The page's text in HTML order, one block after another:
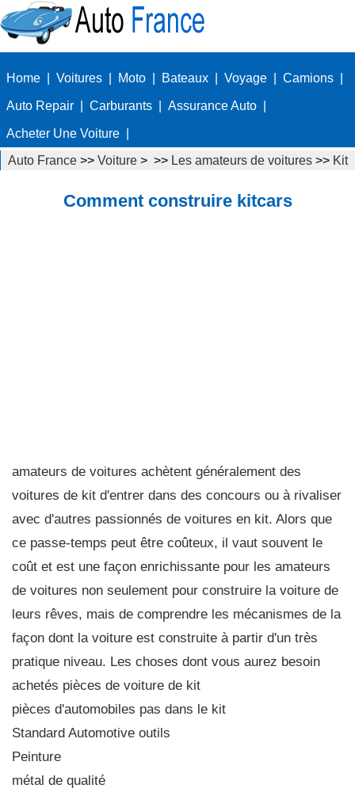
Home Voitures Moto Bateaux Voyage Camions
Auto Repair Carburants Assurance Auto
Acheter Une Voiture
Auto France >> Voiture > >> Les amateurs de voitures >> Kit
Comment construire kitcars
amateurs de voitures achètent généralement des
voitures de kit d'entrer dans des concours ou à rivaliser
avec d'autres passionnés de voitures en kit. Alors que
ce passe-temps peut être coûteux, il vaut souvent le
coût et est une façon enrichissante pour les amateurs
de voitures non seulement pour construire la voiture de
leurs rêves, mais de comprendre les mécanismes de la
façon dont la voiture est construite à partir d'un très
pratique niveau. Les choses dont vous aurez besoin
achetés pièces de voiture de kit
pièces d'automobiles pas dans le kit
Standard Automotive outils
Peinture
métal de qualité